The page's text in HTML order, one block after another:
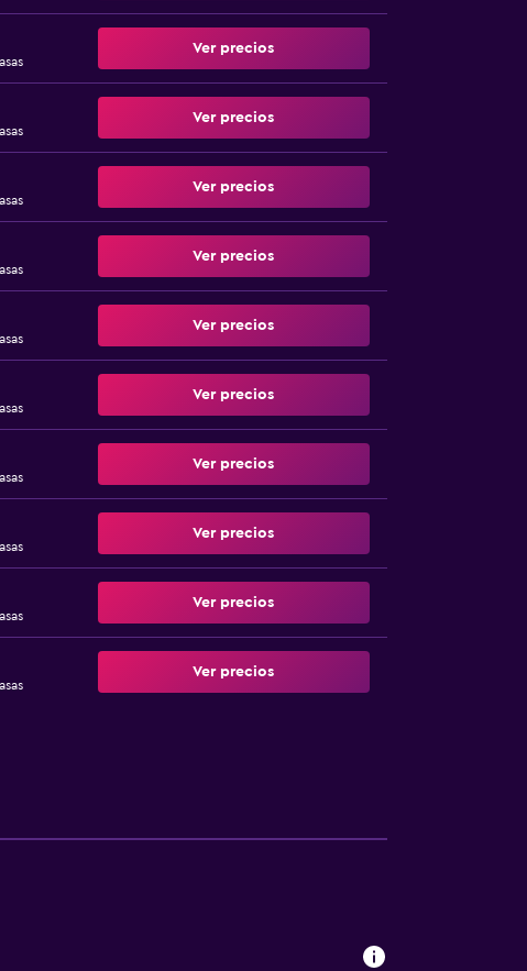
Ver precios
Ver precios
Ver precios
Ver precios
Ver precios
Ver precios
Ver precios
Ver precios
Ver precios
Ver precios